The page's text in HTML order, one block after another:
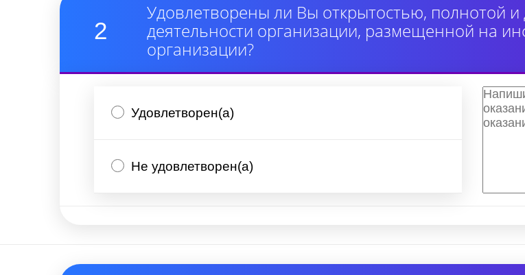
2
Удовлетворены ли Вы открытостью, полнотой
деятельности организации, размещенной на
организации?
Удовлетворен(а)
Не удовлетворен(а)